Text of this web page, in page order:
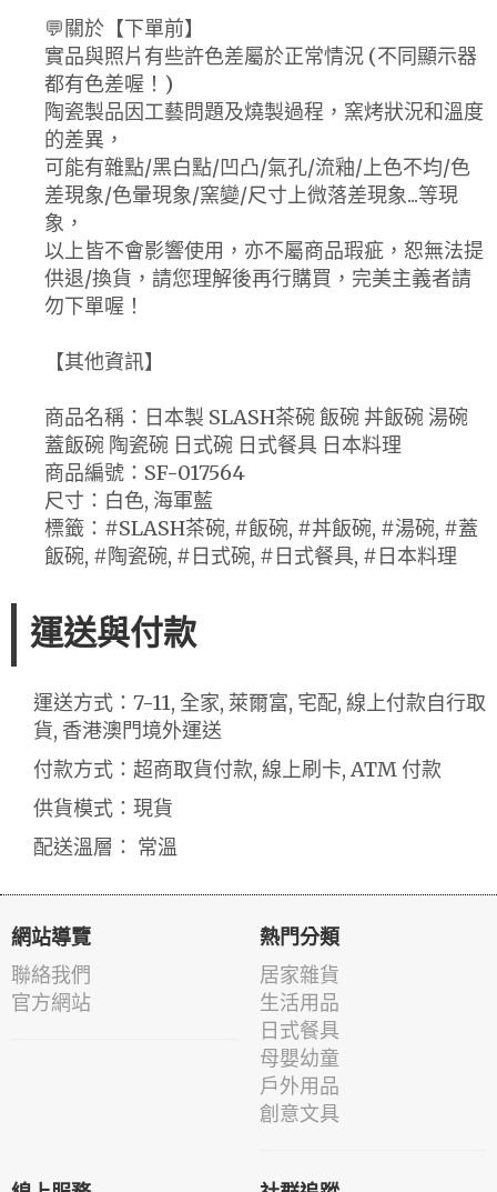
💬關於【下單前】
實品與照片有些許色差屬於正常情況 (不同顯示器
都有色差喔！)
陶瓷製品因工藝問題及燒製過程，窯烤狀況和溫度
的差異，
可能有雜點/黑白點/凹凸/氣孔/流釉/上色不均/色
差現象/色暈現象/窯變/尺寸上微落差現象...等現
象，
以上皆不會影響使用，亦不屬商品瑕疵，恕無法提
供退/換貨，請您理解後再行購買，完美主義者請
勿下單喔！
【其他資訊】
商品名稱：日本製 SLASH茶碗 飯碗 丼飯碗 湯碗
蓋飯碗 陶瓷碗 日式碗 日式餐具 日本料理
商品編號：SF-017564
尺寸：白色, 海軍藍
標籤：#SLASH茶碗, #飯碗, #丼飯碗, #湯碗, #蓋
飯碗, #陶瓷碗, #日式碗, #日式餐具, #日本料理
運送與付款
運送方式：7-11, 全家, 萊爾富, 宅配, 線上付款自行取
貨, 香港澳門境外運送
付款方式：超商取貨付款, 線上刷卡, ATM 付款
供貨模式：現貨
配送溫層： 常溫
網站導覽
聯絡我們
官方網站
熱門分類
居家雜貨
生活用品
日式餐具
母嬰幼童
戶外用品
創意文具